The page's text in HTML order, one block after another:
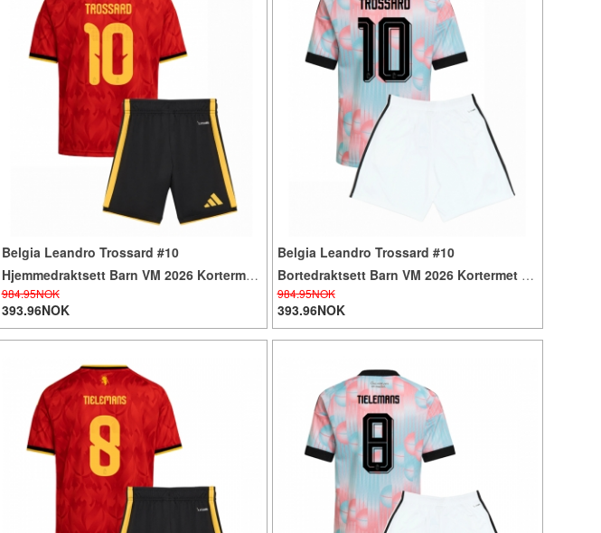
Belgia Leandro Trossard #10
Hjemmedraktsett Barn VM 2026 Kortermet
(+ Korte bukser)
984.95NOK
393.96NOK
Belgia Leandro Trossard #10
Bortedraktsett Barn VM 2026 Kortermet (+
Korte bukser)
984.95NOK
393.96NOK